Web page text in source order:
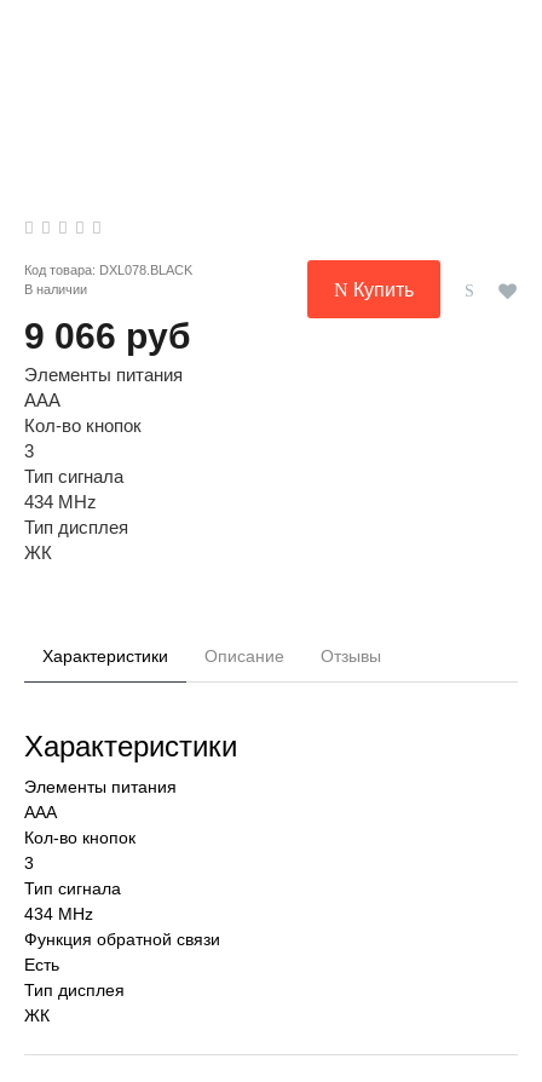
Код товара: DXL078.BLACK
В наличии
9 066 руб
Купить
Элементы питания
AAA
Кол-во кнопок
3
Тип сигнала
434 MHz
Тип дисплея
ЖК
Характеристики Описание Отзывы
Характеристики
Элементы питания
AAA
Кол-во кнопок
3
Тип сигнала
434 MHz
Функция обратной связи
Есть
Тип дисплея
ЖК